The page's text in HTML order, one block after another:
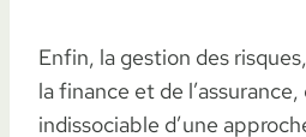
Enfin, la gestion des
la finance et de
indissociable d’une